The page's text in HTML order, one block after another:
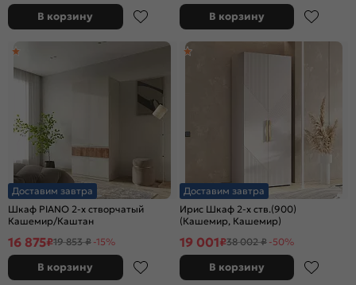
В корзину В корзину
Доставим завтра
Шкаф PIANO 2-х створчатый
Кашемир/Каштан
16 875₽19 853 ₽ -15%
В корзину
Доставим завтра
Ирис Шкаф 2-х ств.(900)
(Кашемир, Кашемир)
19 001₽38 002 ₽ -50%
В корзину